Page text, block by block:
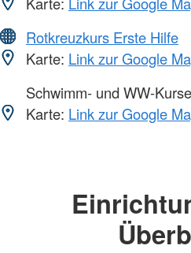
Rotkreuzkurs Erste Hilfe
Karte: Link zur Google
Schwimm- und WW-Kurse
Karte: Link zur Google